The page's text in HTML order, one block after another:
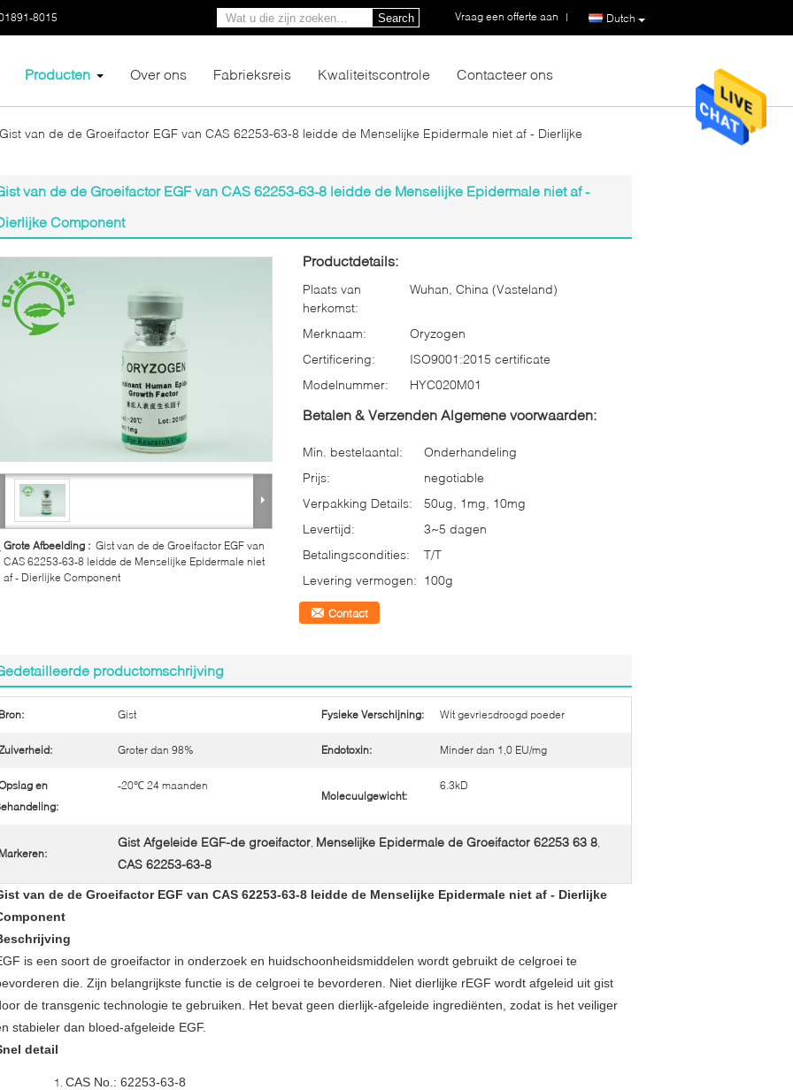
8015 Dutch
Vraag een offerte aan |
Search
Producten Over ons Fabrieksreis Kwaliteitscontrole Contacteer ons
Gist van de de Groeifactor EGF van CAS 62253-63-8 leidde de Menselijke Epidermale niet af - Dierlijke
van de de Groeifactor EGF van CAS 62253-63-8 leidde de Menselijke Epidermale niet af -
Component
Grote Afbeelding : Gist van de de Groeifactor EGF van
CAS 62253-63-8 leidde de Menselijke Epidermale niet
af - Dierlijke Component
Productdetails:
Plaats van
herkomst:
Wuhan, China (Vasteland)
Merknaam:
Oryzogen
Certificering:
ISO9001:2015 certificate
Modelnummer:
HYC020M01
Betalen & Verzenden Algemene voorwaarden:
Min. bestelaantal:
Onderhandeling
Prijs:
negotiable
Verpakking Details:
50ug, 1mg, 10mg
Levertijd:
3~5 dagen
Betalingscondities:
T/T
Levering vermogen: 100g
Contact
productomschrijving
Gist Fysieke Verschijning: Wit gevriesdroogd poeder
Groter dan 98% Endotoxin: Minder dan 1,0 EU/mg
en
-20℃ 24 maanden
Molecuulgewicht:
6.3kD
Gist Afgeleide EGF-de groeifactor, Menselijke Epidermale de Groeifactor 62253 63 8,
CAS 62253-63-8
van de de Groeifactor EGF van CAS 62253-63-8 leidde de Menselijke Epidermale niet af - Dierlijke
is een soort de groeifactor in onderzoek en huidschoonheidsmiddelen wordt gebruikt de celgroei te
die. Zijn belangrijkste functie is de celgroei te bevorderen. Niet dierlijke rEGF wordt afgeleid uit gist
de transgenic technologie te gebruiken. Het bevat geen dierlijk-afgeleide ingrediënten, zodat is het veiliger
stabieler dan bloed-afgeleide EGF.
detail
CAS No.: 62253-63-8